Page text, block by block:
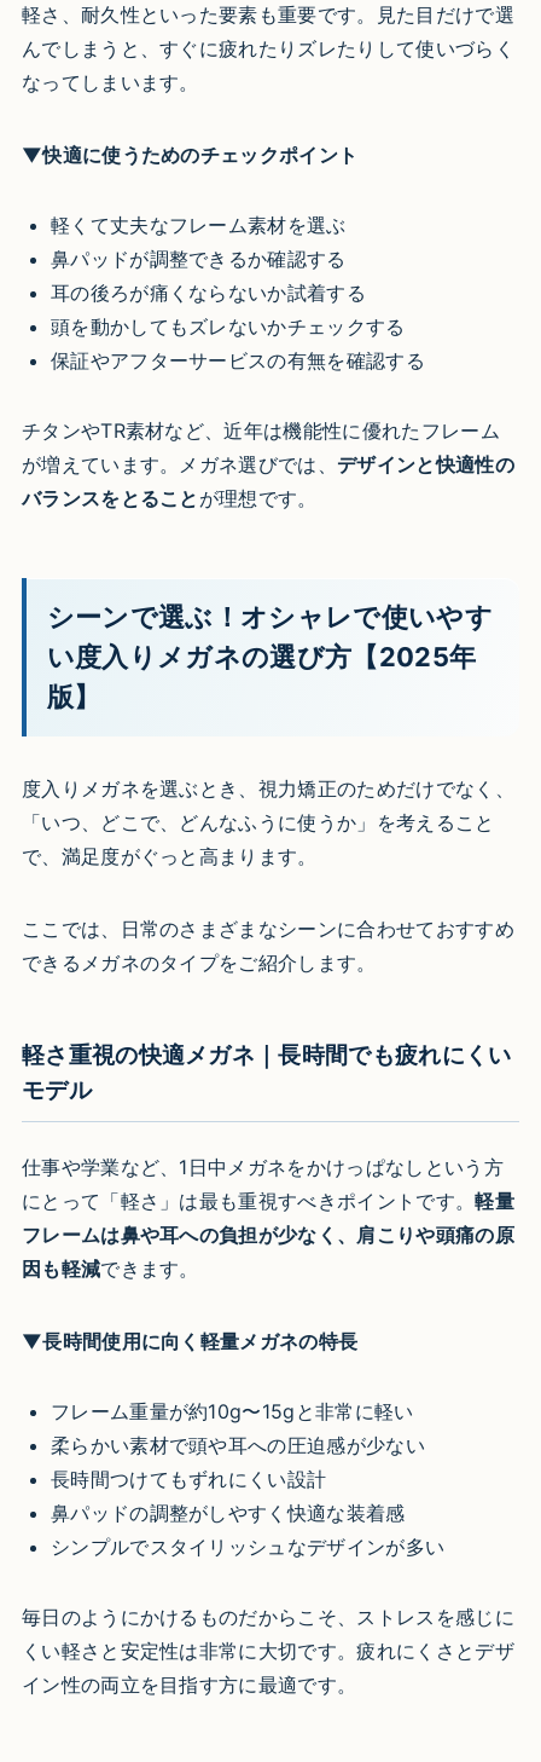
軽さ、耐久性といった要素も重要です。見た目だけで選
んでしまうと、すぐに疲れたりズレたりして使いづらく
なってしまいます。
▼快適に使うためのチェックポイント
軽くて丈夫なフレーム素材を選ぶ
鼻パッドが調整できるか確認する
耳の後ろが痛くならないか試着する
頭を動かしてもズレないかチェックする
保証やアフターサービスの有無を確認する
チタンやTR素材など、近年は機能性に優れたフレーム
が増えています。メガネ選びでは、 デザインと快適性の
バランスをとること が理想です。
シーンで選ぶ！オシャレで使いやす
い度入りメガネの選び方【2025年
版】
度入りメガネを選ぶとき、視力矯正のためだけでなく、
「いつ、どこで、どんなふうに使うか」を考えること
で、満足度がぐっと高まります。
ここでは、日常のさまざまなシーンに合わせておすすめ
できるメガネのタイプをご紹介します。
軽さ重視の快適メガネ｜長時間でも疲れにくい
モデル
仕事や学業など、1日中メガネをかけっぱなしという方
にとって「軽さ」は最も重視すべきポイントです。軽量
フレームは鼻や耳への負担が少なく、肩こりや頭痛の原
因も軽減できます。
▼長時間使用に向く軽量メガネの特長
フレーム重量が約10g〜15gと非常に軽い
柔らかい素材で頭や耳への圧迫感が少ない
長時間つけてもずれにくい設計
鼻パッドの調整がしやすく快適な装着感
シンプルでスタイリッシュなデザインが多い
毎日のようにかけるものだからこそ、ストレスを感じに
くい軽さと安定性は非常に大切です。疲れにくさとデザ
イン性の両立を目指す方に最適です。